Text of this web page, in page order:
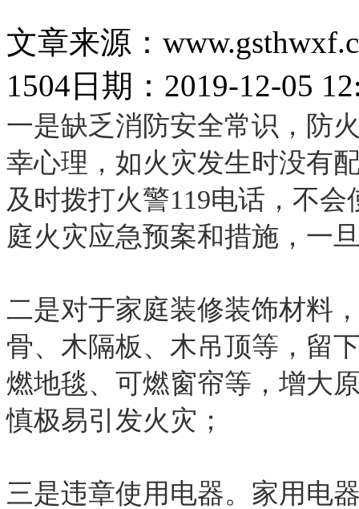
文章来源：
1504 日期：2019-12-05
一是缺乏消防安全常识，防
幸心理，如火灾发生时没有
及时拨打火警119电话，不
庭火灾应急预案和措施，一
二是对于家庭装修装饰材料
骨、木隔板、木吊顶等，留
燃地毯、可燃窗帘等，增大
慎极易引发火灾；
三是违章使用电器。家用电